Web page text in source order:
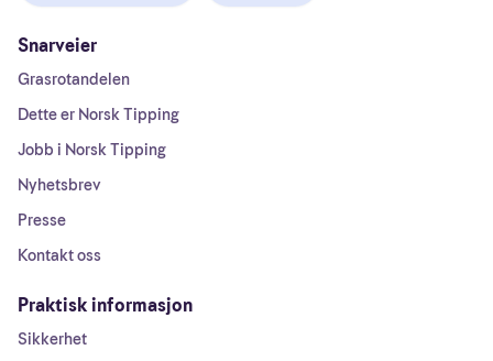
Snarveier
Grasrotandelen
Dette er Norsk Tipping
Jobb i Norsk Tipping
Nyhetsbrev
Presse
Kontakt oss
Praktisk informasjon
Sikkerhet